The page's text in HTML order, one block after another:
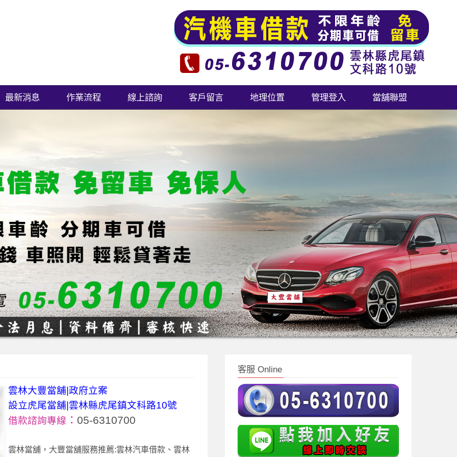
最新消息 作業流程 線上諮詢 客戶留言 地理位置 管理登入 當舖聯盟
雲林大豐當舖|政府立案
設立虎尾當舖|雲林縣虎尾鎮文科路10號
借款諮詢專線 ： 05-6310700
雲林當舖，大豐當舖服務推薦:雲林汽車借款、雲林
客服 Online